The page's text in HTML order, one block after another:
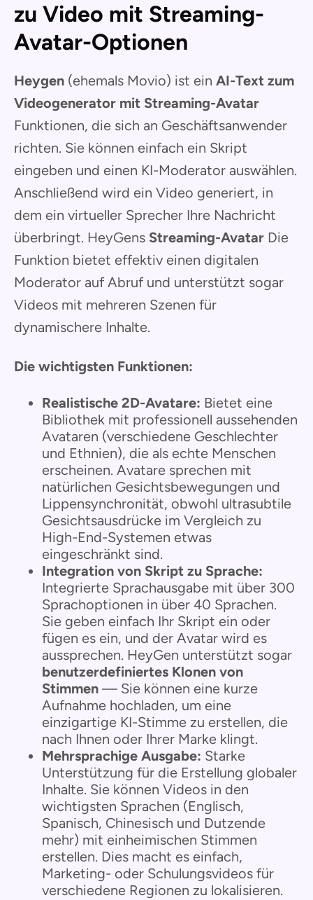
zu Video mit Streaming-
Avatar-Optionen
Heygen (ehemals Movio) ist ein AI-Text zum
Videogenerator mit Streaming-Avatar
Funktionen, die sich an Geschäftsanwender
richten. Sie können einfach ein Skript
eingeben und einen KI-Moderator auswählen.
Anschließend wird ein Video generiert, in
dem ein virtueller Sprecher Ihre Nachricht
überbringt. HeyGens Streaming-Avatar Die
Funktion bietet effektiv einen digitalen
Moderator auf Abruf und unterstützt sogar
Videos mit mehreren Szenen für
dynamischere Inhalte.
Die wichtigsten Funktionen:
Realistische 2D-Avatare: Bietet eine
Bibliothek mit professionell aussehenden
Avataren (verschiedene Geschlechter
und Ethnien), die als echte Menschen
erscheinen. Avatare sprechen mit
natürlichen Gesichtsbewegungen und
Lippensynchronität, obwohl ultrasubtile
Gesichtsausdrücke im Vergleich zu
High-End-Systemen etwas
eingeschränkt sind.
Integration von Skript zu Sprache:
Integrierte Sprachausgabe mit über 300
Sprachoptionen in über 40 Sprachen.
Sie geben einfach Ihr Skript ein oder
fügen es ein, und der Avatar wird es
aussprechen. HeyGen unterstützt sogar
benutzerdefiniertes Klonen von
Stimmen — Sie können eine kurze
Aufnahme hochladen, um eine
einzigartige KI-Stimme zu erstellen, die
nach Ihnen oder Ihrer Marke klingt.
Mehrsprachige Ausgabe: Starke
Unterstützung für die Erstellung globaler
Inhalte. Sie können Videos in den
wichtigsten Sprachen (Englisch,
Spanisch, Chinesisch und Dutzende
mehr) mit einheimischen Stimmen
erstellen. Dies macht es einfach,
Marketing- oder Schulungsvideos für
verschiedene Regionen zu lokalisieren.